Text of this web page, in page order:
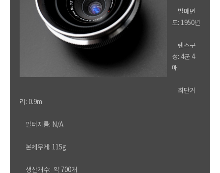
발매년
도: 1950년
렌즈구
성: 4군 4
매
최단거
리: 0.9m
필터지름: N/A
본체무게: 115g
생산개수: 약 700개